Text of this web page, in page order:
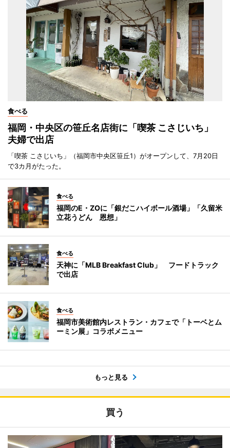
食べる
福岡・中央区の笹丘名店街に「喫茶 こさじいち」
夫婦で出店
「喫茶 こさじいち」（福岡市中央区笹丘1）がオープンして、7月20日
で3カ月がたった。
食べる
福岡のE・ZOに「銀だこハイボール酒場」「久留米
立花うどん 恩想」
食べる
天神に「MLB Breakfast Club」 フードトラック
で出店
食べる
福岡市美術館内レストラン・カフェで「トーベとム
ーミン展」コラボメニュー
もっと見る
買う